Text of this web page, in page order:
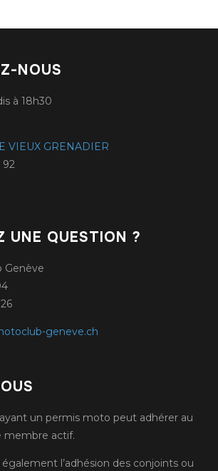
NOUS
à 18h30
VIEUX GRENADIER
92
UNE QUESTION ?
Genève
geneve.ch
un permis moto peut adhérer au
membre actif.
l’adhésion des conjoints ou